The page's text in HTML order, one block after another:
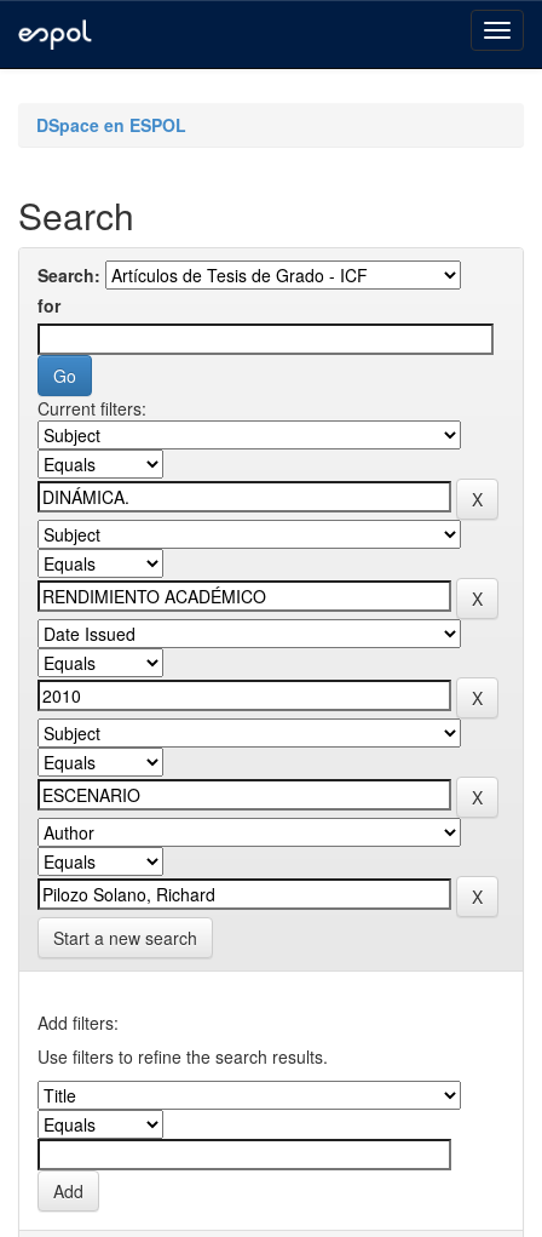
navigationDSpace en ESPOL
Search
Search:
for
Current filters:
Start a new search
Add filters:
Use filters to refine the search results.